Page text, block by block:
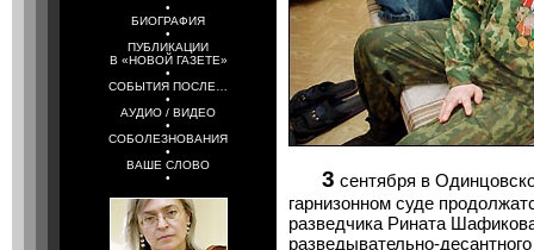
•
БИОГРАФИЯ
•
ПУБЛИКАЦИИ
В «НОВОЙ ГАЗЕТЕ»
•
СОБЫТИЯ ПОСЛЕ…
•
АУДИО / ВИДЕО
•
СОБОЛЕЗНОВАНИЯ
•
ВАШЕ СЛОВО
•
3 сентября в
гарнизонном суде
разведчика Рината
разведывательно-